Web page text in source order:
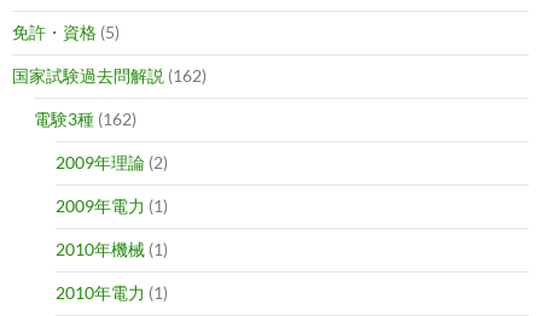
免許・資格 (5)
国家試験過去問解説 (162)
電験3種 (162)
2009年理論 (2)
2009年電力 (1)
2010年機械 (1)
2010年電力 (1)